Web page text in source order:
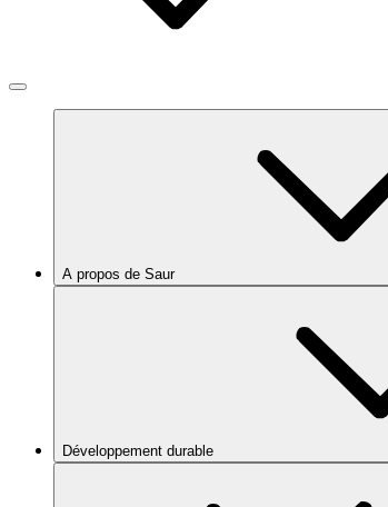
A propos de Saur
Développement durable